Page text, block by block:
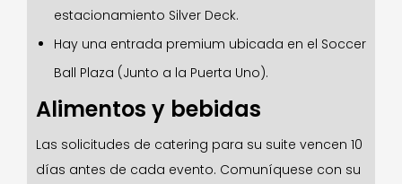
estacionamiento Silver Deck.
Hay una entrada premium ubicada en el Soccer
Ball Plaza (Junto a la Puerta Uno).
Alimentos y bebidas
Las solicitudes de catering para su suite vencen 10
días antes de cada evento. Comuníquese con su